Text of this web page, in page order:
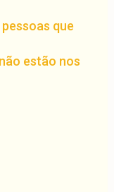
que
estão nos